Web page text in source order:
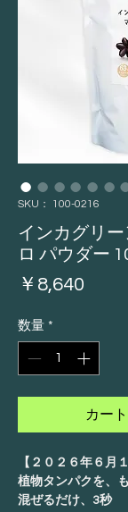
SKU： 100-0216
インカグリ
ロ パウダー
￥8,640
数量 *
カー
【２０２６年６月
植物タンパクを、
混ぜるだけ、3秒